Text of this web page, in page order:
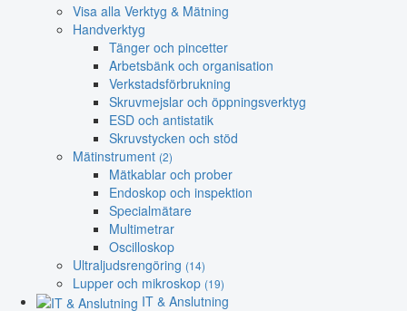
Visa alla Verktyg & Mätning
Handverktyg
Tänger och pincetter
Arbetsbänk och organisation
Verkstadsförbrukning
Skruvmejslar och öppningsverktyg
ESD och antistatik
Skruvstycken och stöd
Mätinstrument (2)
Mätkablar och prober
Endoskop och inspektion
Specialmätare
Multimetrar
Oscilloskop
Ultraljudsrengöring (14)
Lupper och mikroskop (19)
IT & Anslutning